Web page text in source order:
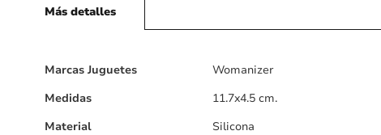
Más detalles
Más
Marcas Juguetes
Womanizer
Medidas
11.7x4.5 cm.
Material
Silicona